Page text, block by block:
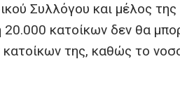
Συλλόγου και μέλος της
20.000 κατοίκων δεν θα
της, καθώς το